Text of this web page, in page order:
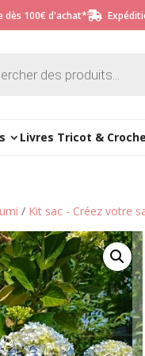
dès 100€ d'achat*
Livres Tricot &
/ Kit sac - Créez votre